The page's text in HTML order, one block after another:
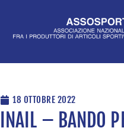
contenuto
18 OTTOBRE 2022
INAIL – BANDO